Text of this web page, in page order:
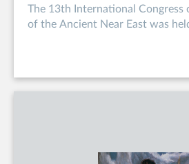
The 13th International Congress
of the Ancient Near East was